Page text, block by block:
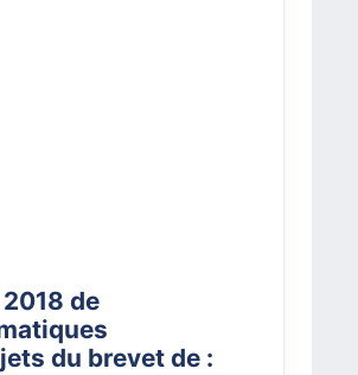
de
du brevet de :